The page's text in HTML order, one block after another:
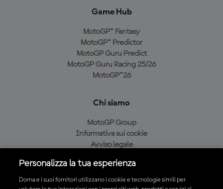
Game Hub
MotoGP™ Fantasy
MotoGP™ Predictor
MotoGP Guru Predict
MotoGP Guru Racing 25/26
MotoGP™26
Chi siamo
MotoGP Group
Informativa sui cookie
Avviso legale
Condizioni di acquisto
Personalizza la tua esperienza
Dorna e i suoi fornitori utilizzano i cookie e tecnologie simili per